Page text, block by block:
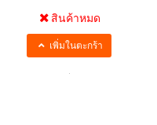
สินค้าหมด
เพิ่มในตะกร้า